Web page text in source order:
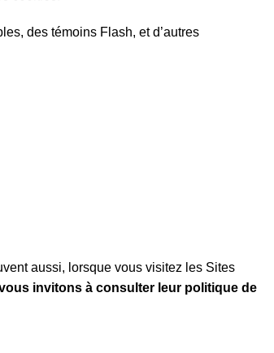
des témoins Flash, et d’autres
aussi, lorsque vous visitez les Sites
invitons à consulter leur politique de